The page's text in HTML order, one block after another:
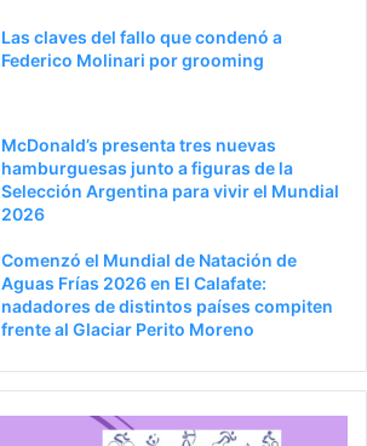
Las claves del fallo que condenó a
Federico Molinari por grooming
McDonald’s presenta tres nuevas
hamburguesas junto a figuras de la
Selección Argentina para vivir el Mundial
2026
Comenzó el Mundial de Natación de
Aguas Frías 2026 en El Calafate:
nadadores de distintos países compiten
frente al Glaciar Perito Moreno